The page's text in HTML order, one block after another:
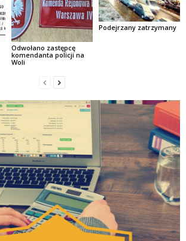
Odwołano zastępcę
komendanta policji na
Woli
Podejrzany zatrzymany